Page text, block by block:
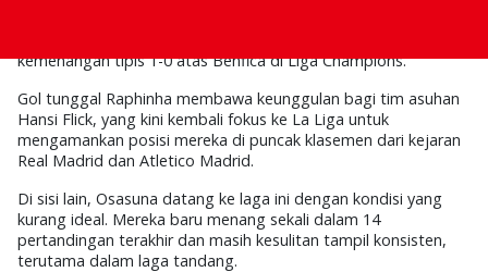
kemenangan tipis1-0 atas Benfica di Liga Champions.
Gol tunggal Raphinha membawa keunggulan bagi tim asuhan
Hansi Flick, yang kini kembali fokus ke La Liga untuk
mengamankan posisi mereka di puncak klasemen dari kejaran
Real Madrid dan Atletico Madrid.
Di sisi lain, Osasuna datang ke laga ini dengan kondisi yang
kurang ideal. Mereka baru menang sekali dalam 14
pertandingan terakhirdan masih kesulitan tampil konsisten,
terutama dalam laga tandang.